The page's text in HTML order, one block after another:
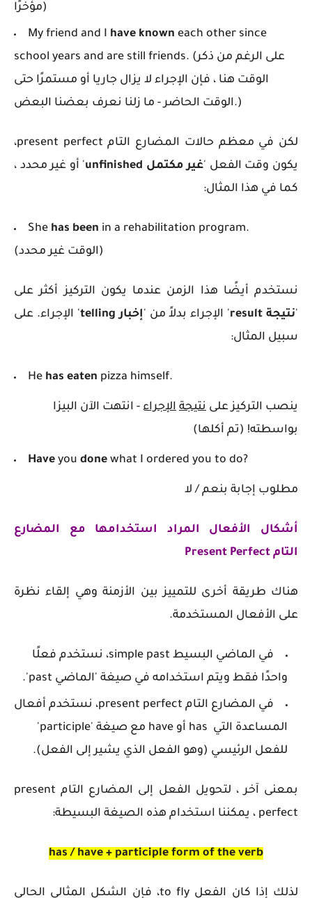
مؤخرًا)
My friend and I have known each other since
school years and are still friends. (على الرغم من ذكر
الوقت هنا ، فإن الإجراء لا يزال جاريا أو مستمرًا حتى
الوقت الحاضر - ما زلنا نعرف بعضنا البعض.)
لكن في معظم حالات المضارع التام present perfect،
يكون وقت الفعل 'غير مكتمل unfinished' أو غير محدد ،
كما في هذا المثال:
She has been in a rehabilitation program.
(الوقت غير محدد)
نستخدم أيضًا هذا الزمن عندما يكون التركيز أكثر على
'نتيجة result' الإجراء بدلاً من 'إخبار telling' الإجراء. على
سبيل المثال:
He has eaten pizza himself.
ينصب التركيز على نتيجة الإجراء - انتهت الآن البيزا
بواسطته! (تم أكلها)
Have you done what I ordered you to do?
مطلوب إجابة بنعم / لا
أشكال الأفعال المراد استخدامها مع المضارع
التام Present Perfect
هناك طريقة أخرى للتمييز بين الأزمنة وهي إلقاء نظرة
على الأفعال المستخدمة.
في الماضي البسيط simple past، نستخدم فعلًا
واحدًا فقط ويتم استخدامه في صيغة 'الماضي past
'.
في المضارع التام present perfect، نستخدم أفعال
المساعدة التي has أو have مع صيغة 'participle'
للفعل الرئيسي (وهو الفعل الذي يشير إلى الفعل).
بمعنى آخر ، لتحويل الفعل إلى المضارع التام present
perfect ، يمكننا استخدام هذه الصيغة البسيطة:
has / have + participle form of the verb
لذلك إذا كان الفعل to fly، فإن الشكل المثالي الحالي